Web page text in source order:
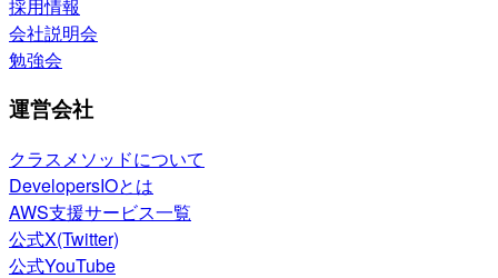
採用情報
会社説明会
勉強会
運営会社
クラスメソッドについて
DevelopersIOとは
AWS支援サービス一覧
公式X(Twitter)
公式YouTube